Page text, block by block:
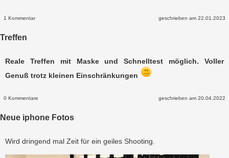
1 Kommentar geschrieben am 22.01.2023
Treffen
Reale Treffen mit Maske und Schnelltest möglich. Voller
Genuß trotz kleinen Einschränkungen
0 Kommentare geschrieben am 20.04.2022
Neue iphone Fotos
Wird dringend mal Zeit für ein geiles Shooting.